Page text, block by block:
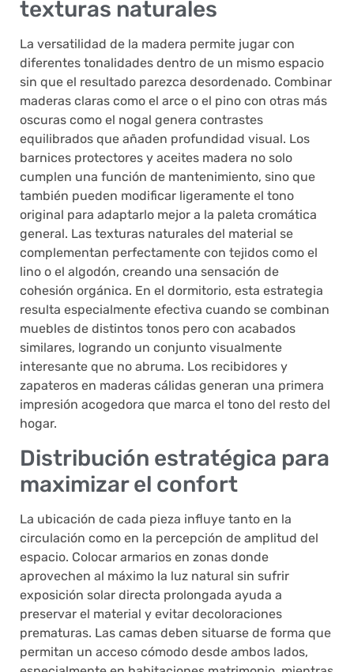
texturas naturales
La versatilidad de la madera permite jugar con
diferentes tonalidades dentro de un mismo espacio
sin que el resultado parezca desordenado. Combinar
maderas claras como el arce o el pino con otras más
oscuras como el nogal genera contrastes
equilibrados que añaden profundidad visual. Los
barnices protectores y aceites madera no solo
cumplen una función de mantenimiento, sino que
también pueden modificar ligeramente el tono
original para adaptarlo mejor a la paleta cromática
general. Las texturas naturales del material se
complementan perfectamente con tejidos como el
lino o el algodón, creando una sensación de
cohesión orgánica. En el dormitorio, esta estrategia
resulta especialmente efectiva cuando se combinan
muebles de distintos tonos pero con acabados
similares, logrando un conjunto visualmente
interesante que no abruma. Los recibidores y
zapateros en maderas cálidas generan una primera
impresión acogedora que marca el tono del resto del
hogar.
Distribución estratégica para
maximizar el confort
La ubicación de cada pieza influye tanto en la
circulación como en la percepción de amplitud del
espacio. Colocar armarios en zonas donde
aprovechen al máximo la luz natural sin sufrir
exposición solar directa prolongada ayuda a
preservar el material y evitar decoloraciones
prematuras. Las camas deben situarse de forma que
permitan un acceso cómodo desde ambos lados,